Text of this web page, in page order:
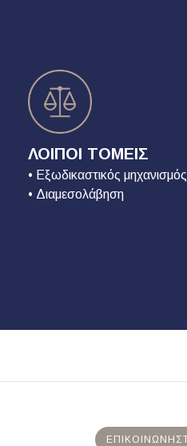
ΛΟΙΠΟΙ ΤΟΜΕΙΣ
• Εξωδικαστικός
• Διαμεσολάβηση